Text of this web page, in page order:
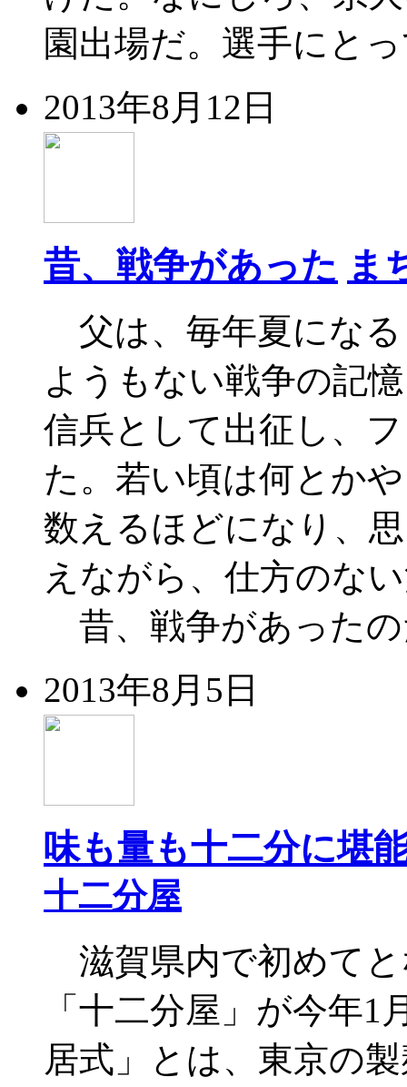
園出場だ。選手にと
2013年8月12日
昔、戦争があった ま
父は、毎年夏にな
ようもない戦争の記
信兵として出征し、
た。若い頃は何とか
数えるほどになり、
えながら、仕方のな
昔、戦争があっ
2013年8月5日
味も量も十二分に堪
十二分屋
滋賀県内で初めて
「十二分屋」が今年
居式」とは、東京の